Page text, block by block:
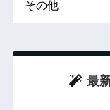
その他
最